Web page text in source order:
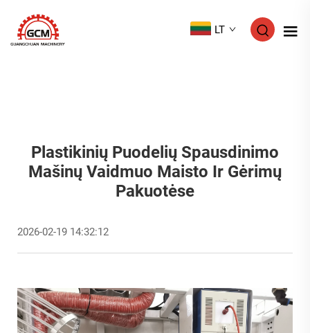
LT
Plastikinių Puodelių Spausdinimo
Mašinų Vaidmuo Maisto Ir Gėrimų
Pakuotėse
2026-02-19 14:32:12